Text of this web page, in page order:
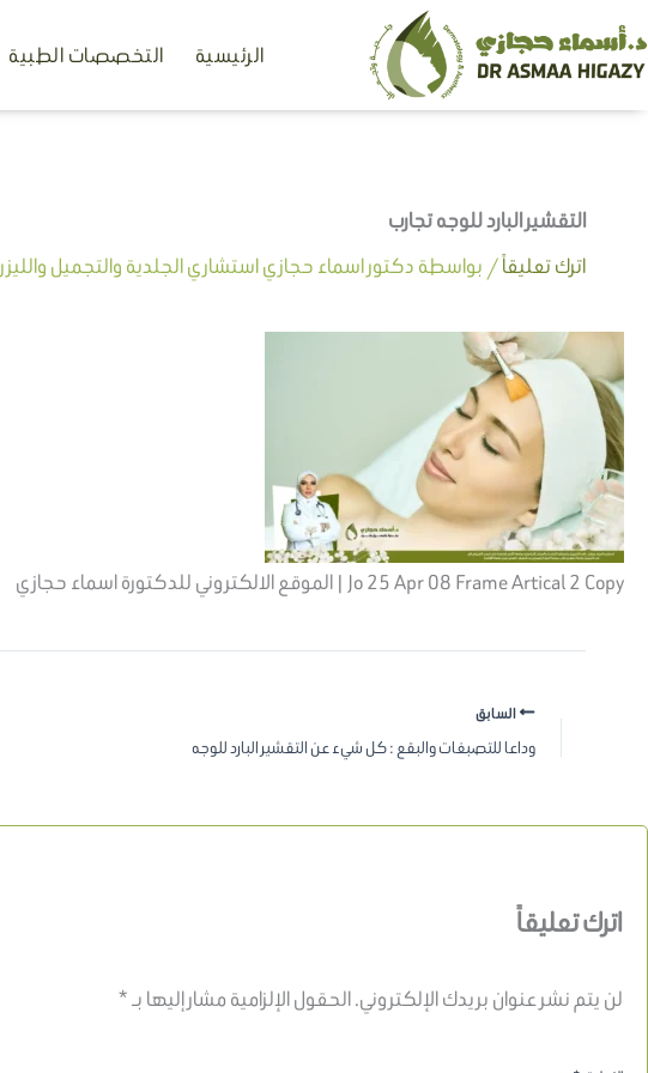
تخطي
إلى
الرئيسية التخصصات الطبية
التقشير البارد للوجه تجارب
اترك تعليقاً/ بواسطة دكتور اسماء حجازي استشاري الجلدية والتجميل والليزر
Jo 25 Apr 08 Frame Artical 2 Copy | الموقع الالكتروني للدكتورة اسماء حجازي
السابق
وداعا للتصبغات والبقع : كل شيء عن التقشير البارد للوجه
اترك تعليقاً
لن يتم نشر عنوان بريدك الإلكتروني.الحقول الإلزامية مشار إليها بـ*